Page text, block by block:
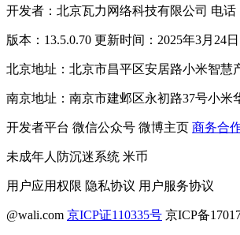
开发者：北京瓦力网络科技有限公司 电话
版本：13.5.0.70 更新时间：2025年3月24日
北京地址：北京市昌平区安居路小米智慧
南京地址：南京市建邺区永初路37号小米
开发者平台 微信公众号 微博主页 商务合
未成年人防沉迷系统 米币
用户应用权限 隐私协议 用户服务协议
@wali.com 京ICP证110335号 京ICP备